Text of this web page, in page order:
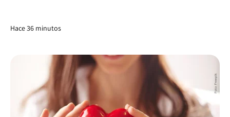
Hace 36 minutos